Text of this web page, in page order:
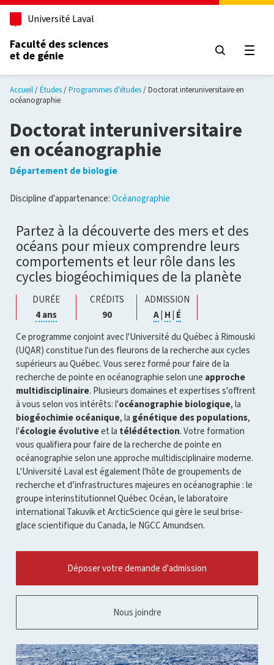
Aller au contenu principal
Université Laval
Faculté des sciences
et de génie
Accueil Études Programmes d'études
Doctorat interuniversitaire en
océanographie
Doctorat interuniversitaire
en océanographie
Département de biologie
Discipline d'appartenance: Océanographie
Partez à la découverte des mers et des
océans pour mieux comprendre leurs
comportements et leur rôle dans les
cycles biogéochimiques de la planète
DURÉE
4 ansCliquer
pour
ouvrir
l'infobulle
CRÉDITS
90
ADMISSION
ACliquer
pour
ouvrir
l'infobulle
H Cliquer
pour
ouvrir
l'infobulle
É
pour
ouvrir
l'infobulle
Ce programme conjoint avec l'Université du Québec à Rimouski
(UQAR) constitue l'un des fleurons de la recherche aux cycles
supérieurs au Québec. Vous serez formé pour faire de la
recherche de pointe en océanographie selon une approche
multidisciplinaire. Plusieurs domaines et expertises s'offrent
à vous selon vos intérêts: l'océanographie biologique, la
biogéochimie océanique, la génétique des populations,
l'écologie évolutiveet la télédétection. Votre formation
vous qualifiera pour faire de la recherche de pointe en
océanographie selon une approche multidisciplinaire moderne.
L'Université Laval est également l'hôte de groupements de
recherche et d’infrastructures majeures en océanographie : le
groupe interinstitutionnel Québec Océan, le laboratoire
international Takuvik et ArcticScience qui gère le seul brise-
glace scientifique du Canada, le NGCC Amundsen.
Déposer votre demande d'admission
Nous joindre